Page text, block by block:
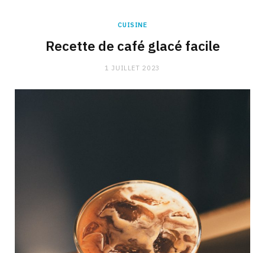
CUISINE
Recette de café glacé facile
1 JUILLET 2023